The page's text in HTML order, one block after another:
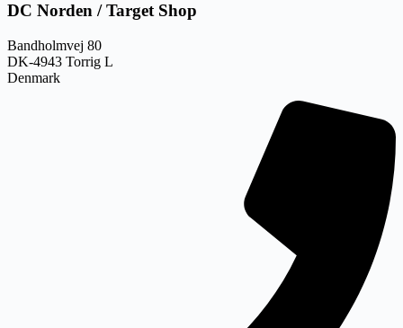
DC Norden / Target Shop
Bandholmvej 80
DK-4943 Torrig L
Denmark